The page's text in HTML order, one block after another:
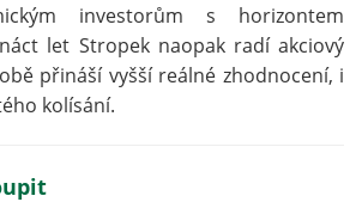
investorům s horizontem
let Stropek naopak radí akciový
přináší vyšší reálné zhodnocení, i
kolísání.